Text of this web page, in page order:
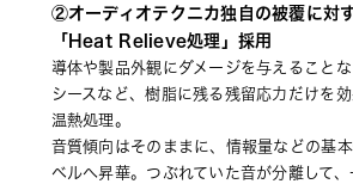
②オーディオテクニカ独自の被覆に対
「Heat Relieve処理」採用
導体や製品外観にダメージを与えること
シースなど、樹脂に残る残留応力だけを
温熱処理。
音質傾向はそのままに、情報量などの基
ベルへ昇華。つぶれていた音が分離して